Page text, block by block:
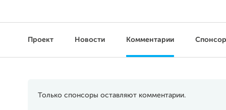
Проект Новости Комментарии
Только спонсоры оставляют комментарии.